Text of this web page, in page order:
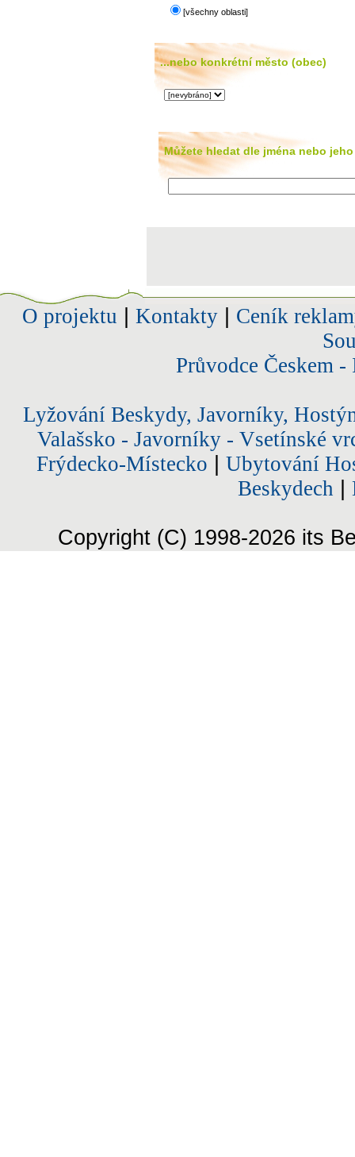
[všechny oblasti]
...nebo konkrétní město (obec)
Můžete hledat dle jména nebo
O projektu Kontakty| Ceník
Průvodce Českem
Lyžování Beskydy, Javorníky,
Valašsko - Javorníky - Vsetínské
Frýdecko-Místecko
Ubytování
Beskydech
Copyright (C) 1998-2026 its